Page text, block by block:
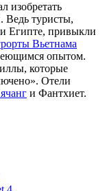
изобретать
Ведь туристы,
и Египте, привыкли
Вьетнама
опытом.
которые
Отели
и Фантхиет.